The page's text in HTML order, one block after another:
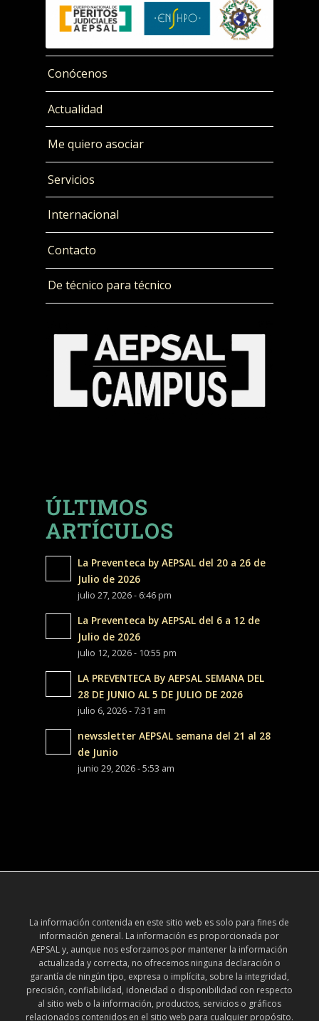
Conócenos
Actualidad
Me quiero asociar
Servicios
Internacional
Contacto
De técnico para técnico
ÚLTIMOS
ARTÍCULOS
La Preventeca by AEPSAL del 20 a 26 de
Julio de 2026
julio 27, 2026 - 6:46 pm
La Preventeca by AEPSAL del 6 a 12 de
Julio de 2026
julio 12, 2026 - 10:55 pm
LA PREVENTECA By AEPSAL SEMANA DEL
28 DE JUNIO AL 5 DE JULIO DE 2026
julio 6, 2026 - 7:31 am
newssletter AEPSAL semana del 21 al 28
de Junio
junio 29, 2026 - 5:53 am
La información contenida en este sitio web es solo para fines de
información general. La información es proporcionada por
AEPSAL y, aunque nos esforzamos por mantener la información
actualizada y correcta, no ofrecemos ninguna declaración o
garantía de ningún tipo, expresa o implícita, sobre la integridad,
precisión, confiabilidad, idoneidad o disponibilidad con respecto
al sitio web o la información, productos, servicios o gráficos
relacionados contenidos en el sitio web para cualquier propósito.